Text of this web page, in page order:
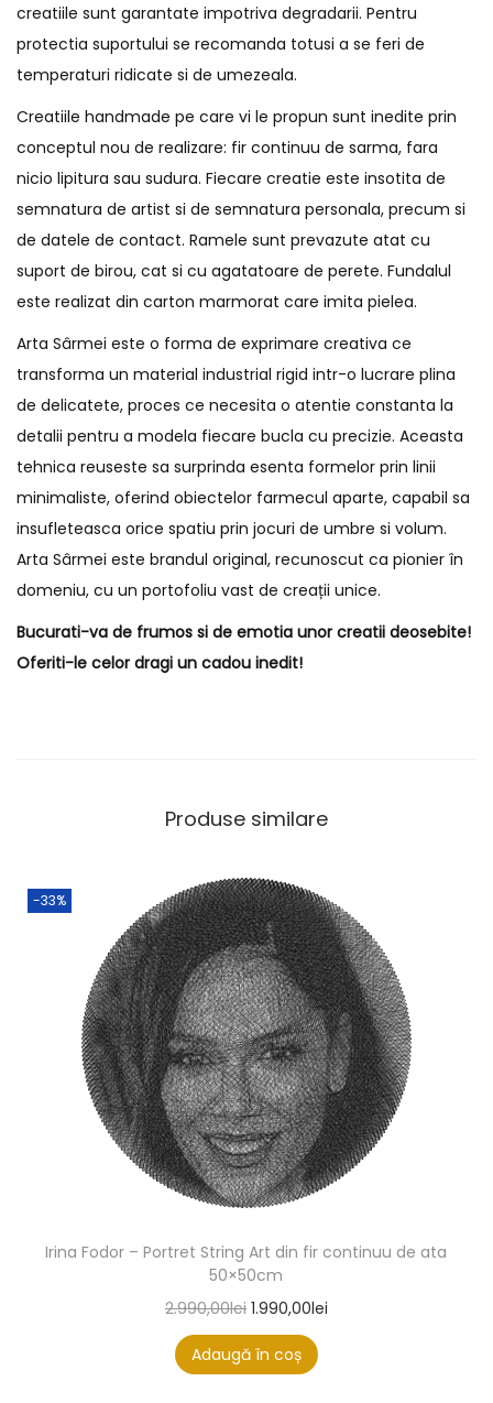
creatiile sunt garantate impotriva degradarii. Pentru
protectia suportului se recomanda totusi a se feri de
temperaturi ridicate si de umezeala.
Creatiile handmade pe care vi le propun sunt inedite prin
conceptul nou de realizare: fir continuu de sarma, fara
nicio lipitura sau sudura. Fiecare creatie este insotita de
semnatura de artist si de semnatura personala, precum si
de datele de contact. Ramele sunt prevazute atat cu
suport de birou, cat si cu agatatoare de perete. Fundalul
este realizat din carton marmorat care imita pielea.
Arta Sârmei este o forma de exprimare creativa ce
transforma un material industrial rigid intr-o lucrare plina
de delicatete, proces ce necesita o atentie constanta la
detalii pentru a modela fiecare bucla cu precizie. Aceasta
tehnica reuseste sa surprinda esenta formelor prin linii
minimaliste, oferind obiectelor farmecul aparte, capabil sa
insufleteasca orice spatiu prin jocuri de umbre si volum.
Arta Sârmei este brandul original, recunoscut ca pionier în
domeniu, cu un portofoliu vast de creații unice.
Bucurati-va de frumos si de emotia unor creatii deosebite!
Oferiti-le celor dragi un cadou inedit!
Produse similare
-33%
Irina Fodor – Portret String Art din fir continuu de ata
50×50cm
2.990,00lei 1.990,00lei
Adaugă în coș